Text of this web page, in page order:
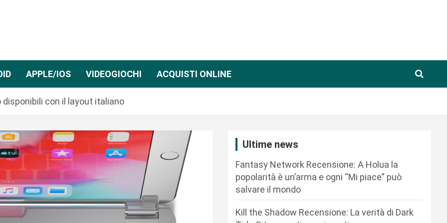
APPLE/IOS VIDEOGIOCHI ACQUISTI ONLINE
con il layout italiano
Ultime news
Fantasy Network Recensione: A Holua la
popolarità è un’arma e ogni “Mi piace” può
salvare il mondo
Kill the Shadow Recensione: La verità di Dark